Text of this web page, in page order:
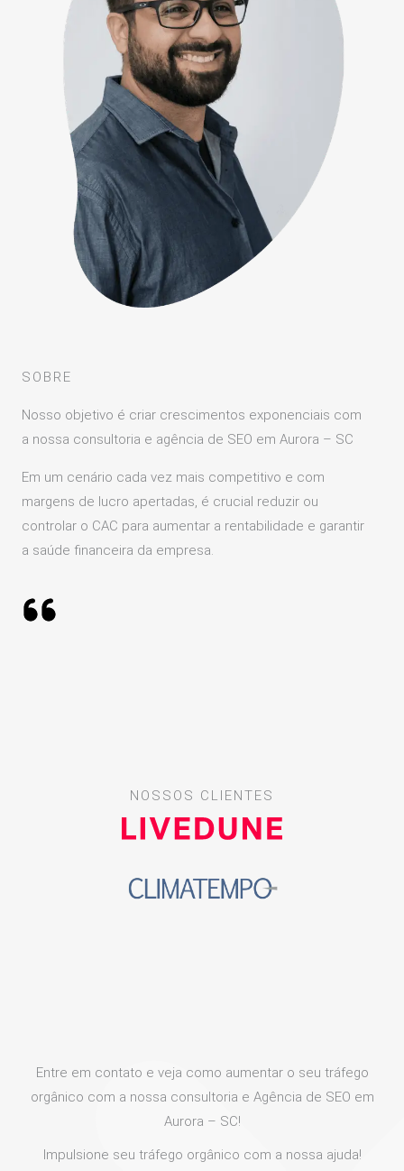
SOBRE
Nosso objetivo é criar crescimentos exponenciais com
a nossa consultoria e agência de SEO em Aurora – SC
Em um cenário cada vez mais competitivo e com
margens de lucro apertadas, é crucial reduzir ou
controlar o CAC para aumentar a rentabilidade e garantir
a saúde financeira da empresa.
NOSSOS CLIENTES
Entre em contato e veja como aumentar o seu tráfego
orgânico com a nossa consultoria e Agência de SEO em
Aurora – SC!
Impulsione seu tráfego orgânico com a nossa ajuda!